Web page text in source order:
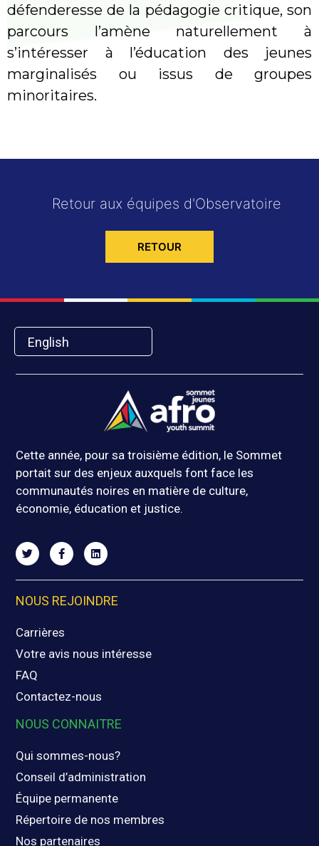
défenderesse de la pédagogie critique, son
parcours l’amène naturellement à
s’intéresser à l’éducation des jeunes
marginalisés ou issus de groupes
minoritaires.
Retour aux équipes d'Observatoire
RETOUR
English
Cette année, pour sa troisième édition, le Sommet
portait sur des enjeux auxquels font face les
communautés noires en matière de culture,
économie, éducation et justice.
NOUS REJOINDRE
Carrières
Votre avis nous intéresse
FAQ
Contactez-nous
NOUS CONNAITRE
Qui sommes-nous?
Conseil d’administration
Équipe permanente
Répertoire de nos membres
Nos partenaires